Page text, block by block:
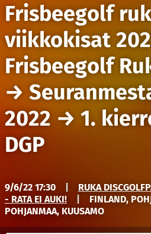
Frisbeegolf
viikkokisat
Frisbeegolf
→
2022 → 1.
DGP
9/6/22 17:30
RUKA
- RATA EI AUKI!
FINLAND,
POHJANMAA, KUUSAMO